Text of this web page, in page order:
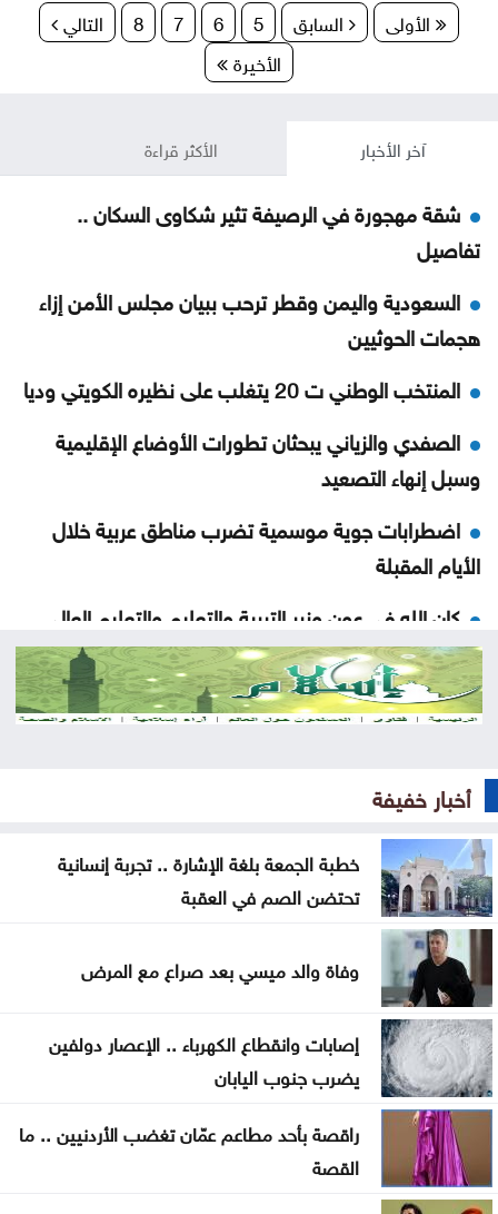
الأولى السابق 5
6
7
8
التالي
الأخيرة
آخر الأخبار الأكثر قراءة
شقة مهجورة في الرصيفة تثير شكاوى السكان ..
تفاصيل
السعودية واليمن وقطر ترحب ببيان مجلس الأمن إزاء
هجمات الحوثيين
المنتخب الوطني ت 20 يتغلب على نظيره الكويتي وديا
الصفدي والزياني يبحثان تطورات الأوضاع الإقليمية
وسبل إنهاء التصعيد
اضطرابات جوية موسمية تضرب مناطق عربية خلال
الأيام المقبلة
كان الله في عون وزير التربية والتعليم والتعليم العالي ..
استحقاقات ثقيلة واختبار حقيقي للكفاءة والحوكمة
تركيا تطالب روسيا وأوكرانيا بتعليق الهجمات في البحر
اتفاق مكة وإعادة تشكيل الأمن الإقليمي… لماذا تبحث
رحلة في ذاكرة الوطن .. موظفو اليرموك يثمّنون جهود
نادي العاملين
دولة صغيرة .. بس قَدّ حالنا وأكبر من الخارطة !
كلّيّة الحقوق في الجامعة الأردنيّة تُواصل صناعة
الكفاءات القانونيّة بتخريج 265 طالبًا وطالبةً
ضمن فوج الهواشم
العيسوي يرعى احتفال أهالي الرمثا بالأعياد والمناسبات
أخبار خفيفة
خطبة الجمعة بلغة الإشارة .. تجربة إنسانية
تحتضن الصم في العقبة
وفاة والد ميسي بعد صراع مع المرض
إصابات وانقطاع الكهرباء .. الإعصار دولفين
يضرب جنوب اليابان
راقصة بأحد مطاعم عمّان تغضب الأردنيين .. ما
القصة